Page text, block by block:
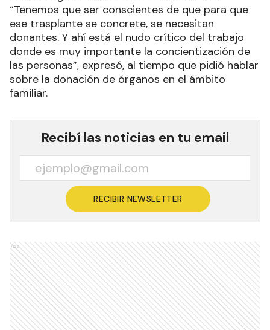
“Tenemos que ser conscientes de que para que
ese trasplante se concrete, se necesitan
donantes. Y ahí está el nudo crítico del trabajo
donde es muy importante la concientización de
las personas”, expresó, al tiempo que pidió hablar
sobre la donación de órganos en el ámbito
familiar.
Recibí las noticias en tu email
RECIBIR NEWSLETTER
Ads